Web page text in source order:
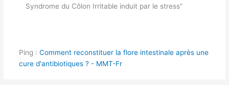
Syndrome du Côlon Irritable induit par le stress”
Ping : Comment reconstituer la flore intestinale après une
cure d'antibiotiques ? - MMT-Fr